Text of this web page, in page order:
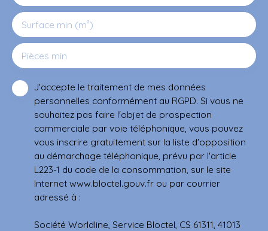
Surface min (m²)
Pièces min
J'accepte le traitement de mes données
personnelles conformément au RGPD. Si vous ne
souhaitez pas faire l'objet de prospection
commerciale par voie téléphonique, vous pouvez
vous inscrire gratuitement sur la liste d'opposition
au démarchage téléphonique, prévu par l'article
L223-1 du code de la consommation, sur le site
Internet www.bloctel.gouv.fr ou par courrier
adressé à :
Société Worldline, Service Bloctel, CS 61311, 41013